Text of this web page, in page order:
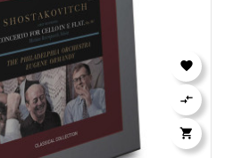


